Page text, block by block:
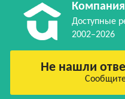
Доступные
2002–2026
Не нашли